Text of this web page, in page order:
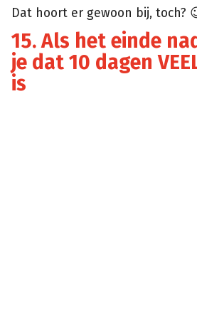
Dat hoort er gewoon bij, toch?
15. Als het einde
je dat 10 dagen
is